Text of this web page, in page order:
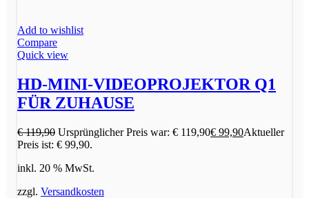
Add to wishlist
Compare
Quick view
HD-MINI-VIDEOPROJEKTOR Q1
FÜR ZUHAUSE
€119,90 Ursprünglicher Preis war: € 119,90€ 99,90Aktueller
Preis ist: € 99,90.
inkl. 20 % MwSt.
zzgl. Versandkosten